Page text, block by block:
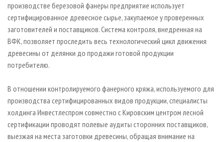
производстве березовой фанеры предприятие использует
сертифицированное древесное сырье, закупаемое у проверенных
заготовителей и поставщиков. Система контроля, внедренная на
ВФК, позволяет проследить весь технологический цикл движения
древесины от делянки до продажи готовой продукции
потребителю.
В отношении контролируемого фанерного кряжа, используемого для
производства сертифицированных видов продукции, специалисты
холдинга Инвестлеспром совместно с Кировским центром лесной
сертификации проводят полевые аудиты сторонних поставщиков,
выезжая на места заготовки древесины, обращая внимание на